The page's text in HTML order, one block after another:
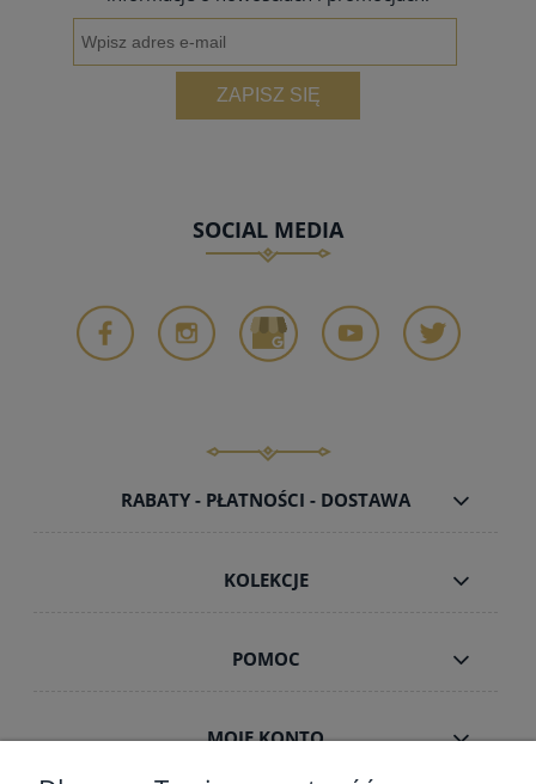
ZAPISZ SIĘ
SOCIAL MEDIA
RABATY - PŁATNOŚCI - DOSTAWA
KOLEKCJE
POMOC
MOJE KONTO